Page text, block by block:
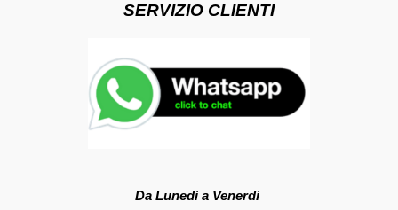
SERVIZIO CLIENTI
Da Lunedì a Venerdì